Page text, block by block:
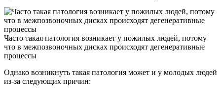
Часто такая патология возникает у пожилых людей, потому
что в межпозвоночных дисках происходят дегенеративные
процессы
Однако возникнуть такая патология может и у молодых людей
из-за следующих причин: